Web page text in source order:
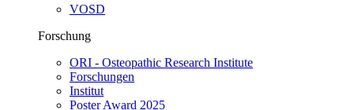
VOSD
Forschung
ORI - Osteopathic Research Institute
Forschungen
Institut
Poster Award 2025